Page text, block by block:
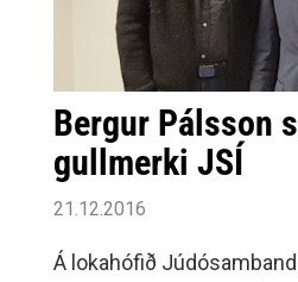
Bergur Pálsson
gullmerki JSÍ
21.12.2016
Á lokahófið